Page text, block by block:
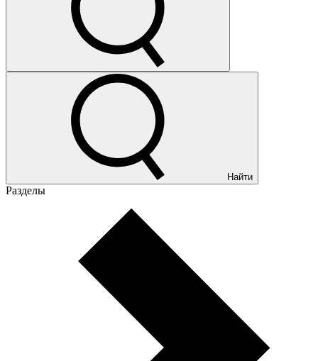
Найти
Разделы